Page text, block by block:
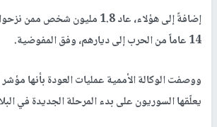
إضافةً إلى هؤلاء، عاد 1.8 مليون
14 عاماً من الحرب إلى ديارهم، وفق المفوضية.
ووصفت الوكالة الأممية عمليات العودة بأنها
يعلّقها السوريون على بدء المرحلة الجديدة في